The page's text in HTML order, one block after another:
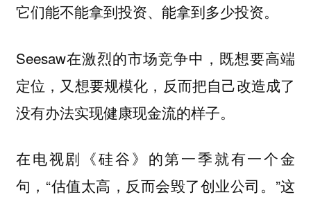
它们能不能拿到投资、能拿到多少投资。
Seesaw在激烈的市场竞争中，既想要高端
定位，又想要规模化，反而把自己改造成了
没有办法实现健康现金流的样子。
在电视剧《硅谷》的第一季就有一个金
句，“估值太高，反而会毁了创业公司。”这